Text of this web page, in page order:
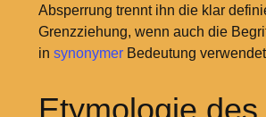
Absperrung trennt ihn die klar
Grenzziehung, wenn auch die
in synonymerBedeutung
Etymologie des